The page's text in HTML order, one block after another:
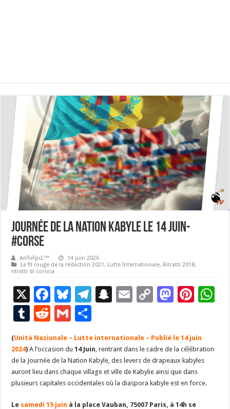
Journée de la Nation Kabyle le 14 juin-
#Corse
AnToFpcL™
14 juin 2026
Le fil rouge de la rédaction 2021, Lutte Internationale, Ritratti 2018,
ritratti di corsica
X
F
ac
e
b
o
o
Bl
u
es
ky
T
gr
a
m
S
p
c
h
E
l
C
y
Li
n
k
M
d
o
n
Pi
es
t
T
u
m
bl
r
R
d
di
t
G
ai
l
ar
ta
g
er
(Unità Naziunale – Lutte internationale – Publié le 14 juin
2024) A l’occasion du14 Juin , rentrant dans le cadre de la célébration
de la Journée de la Nation Kabyle, des levers de drapeaux kabyles
auront lieu dans chaque village et ville de Kabylie ainsi que dans
plusieurs capitales occidentales où la diaspora kabyle est en force.
Le samedi 15 juin à la place Vauban, 75007 Paris, à 14h se